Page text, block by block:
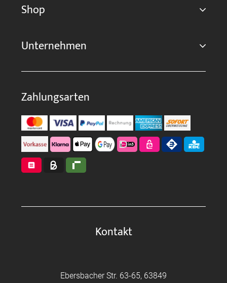
Shop
Unternehmen
Zahlungsarten
Kontakt
Ebersbacher Str. 63-65, 63849